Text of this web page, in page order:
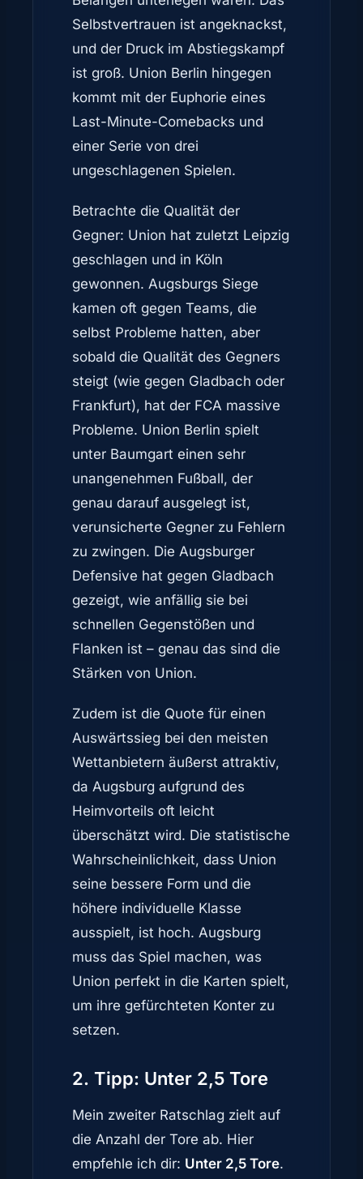
Selbstvertrauen ist angeknackst,
und der Druck im Abstiegskampf
ist groß. Union Berlin hingegen
kommt mit der Euphorie eines
Last-Minute-Comebacks und
einer Serie von drei
ungeschlagenen Spielen.
Betrachte die Qualität der
Gegner: Union hat zuletzt Leipzig
geschlagen und in Köln
gewonnen. Augsburgs Siege
kamen oft gegen Teams, die
selbst Probleme hatten, aber
sobald die Qualität des Gegners
steigt (wie gegen Gladbach oder
Frankfurt), hat der FCA massive
Probleme. Union Berlin spielt
unter Baumgart einen sehr
unangenehmen Fußball, der
genau darauf ausgelegt ist,
verunsicherte Gegner zu Fehlern
zu zwingen. Die Augsburger
Defensive hat gegen Gladbach
gezeigt, wie anfällig sie bei
schnellen Gegenstößen und
Flanken ist – genau das sind die
Stärken von Union.
Zudem ist die Quote für einen
Auswärtssieg bei den meisten
Wettanbietern äußerst attraktiv,
da Augsburg aufgrund des
Heimvorteils oft leicht
überschätzt wird. Die statistische
Wahrscheinlichkeit, dass Union
seine bessere Form und die
höhere individuelle Klasse
ausspielt, ist hoch. Augsburg
muss das Spiel machen, was
Union perfekt in die Karten spielt,
um ihre gefürchteten Konter zu
setzen.
2. Tipp: Unter 2,5 Tore
Mein zweiter Ratschlag zielt auf
die Anzahl der Tore ab. Hier
empfehle ich dir: Unter 2,5 Tore.